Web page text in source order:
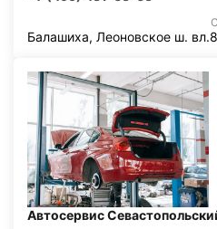
Балашиха, Леоновское ш. вл.8
Автосервис